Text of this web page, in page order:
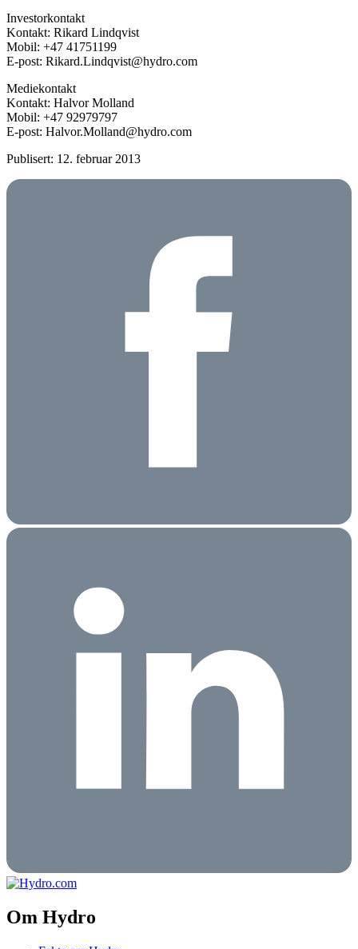
Investorkontakt
Kontakt: Rikard Lindqvist
Mobil: +47 41751199
E-post: Rikard.Lindqvist@hydro.com
Mediekontakt
Kontakt: Halvor Molland
Mobil: +47 92979797
E-post: Halvor.Molland@hydro.com
Publisert: 12. februar 2013
Om Hydro